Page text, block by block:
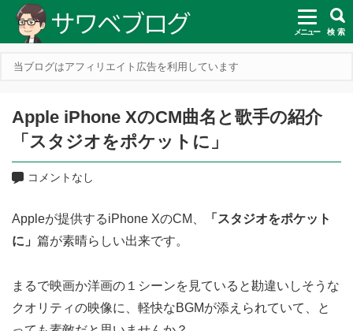
メニュー 検 索
当ブログはアフィリエイト広告を利用しています
Apple iPhone XのCM曲名と歌手の紹介
「スタジオをポケットに」
コメントなし
Appleが提供するiPhone XのCM、
「スタジオをポケット
に」 篇が素晴らしい出来です。
まるで映画か洋画の１シーンを見ていると勘違いしそうな
クオリティの映像に、軽快なBGMが添えられていて、と